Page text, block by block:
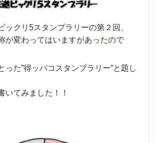
ックリ5スタンプラリーの第２回、
が変わってはいますがあったので
った”得ッパコスタンプラリー”と題し
いてみました！！